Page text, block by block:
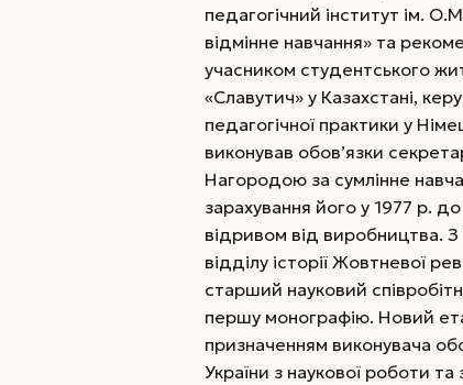
педагогічний інститут ім.
відмінне навчання» та
учасником студентського
«Славутич» у Казахстані,
педагогічної практики у
виконував обов’язки
Нагородою за сумлінне
зарахування його у 1977 р. до
відривом від виробництва.
відділу історії Жовтневої
старший науковий
першу монографію. Новий
призначенням виконувача
України з наукової роботи